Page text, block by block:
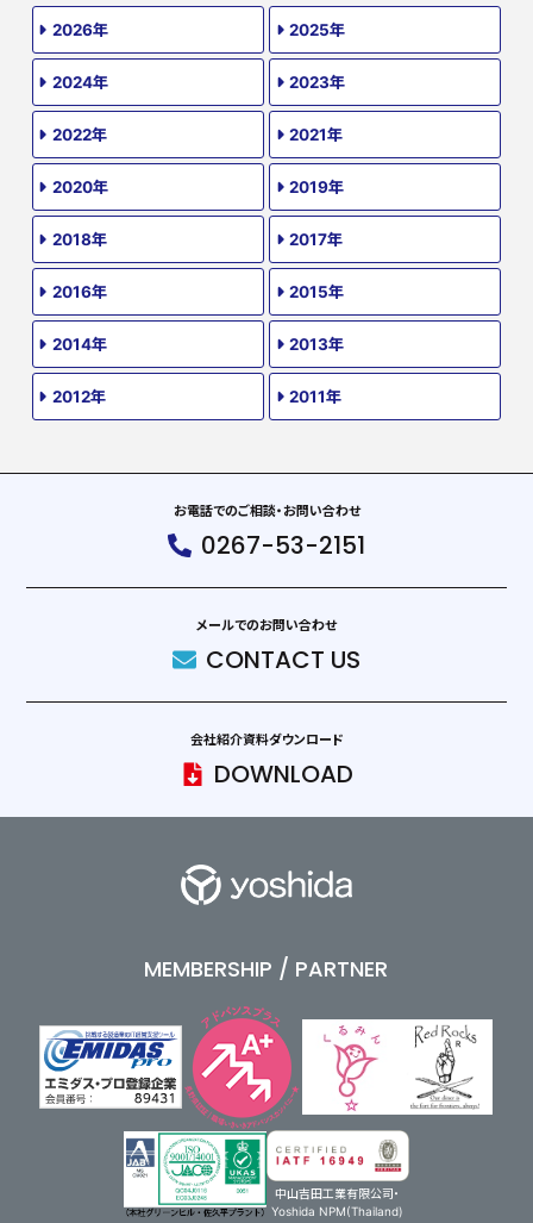
2026年 2025年
2024年 2023年
2022年 2021年
2020年 2019年
2018年 2017年
2016年 2015年
2014年 2013年
2012年 2011年
お電話でのご相談・お問い合わせ
0267-53-2151
メールでのお問い合わせ
CONTACT US
会社紹介資料ダウンロード
DOWNLOAD
MEMBERSHIP / PARTNER
中山吉田工業有限公司・
Yoshida NPM(Thailand)